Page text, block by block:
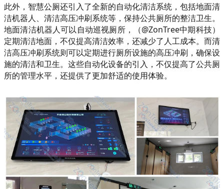
此外，智慧公厕还引入了全新的自动化清洁系统，包括地面清
洁机器人、清洁高压冲刷系统等，保持公共厕所的整洁卫生。
地面清洁机器人可以自动巡视厕所，（@ZonTree中期科技）
定期清洁地面，不仅提高清洁效率，还减少了人工成本。而清
洁高压冲刷系统则可以定期进行厕所设施的高压冲刷，确保设
施的清洁和卫生。这些自动化设备的引入，不仅提高了公共厕
所的管理水平，还提供了更加舒适的使用体验。